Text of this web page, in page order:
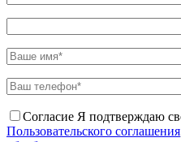
Согласие Я подтверждаю
Пользовательского соглашения